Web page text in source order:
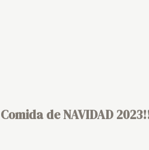
Comida de NAVIDAD